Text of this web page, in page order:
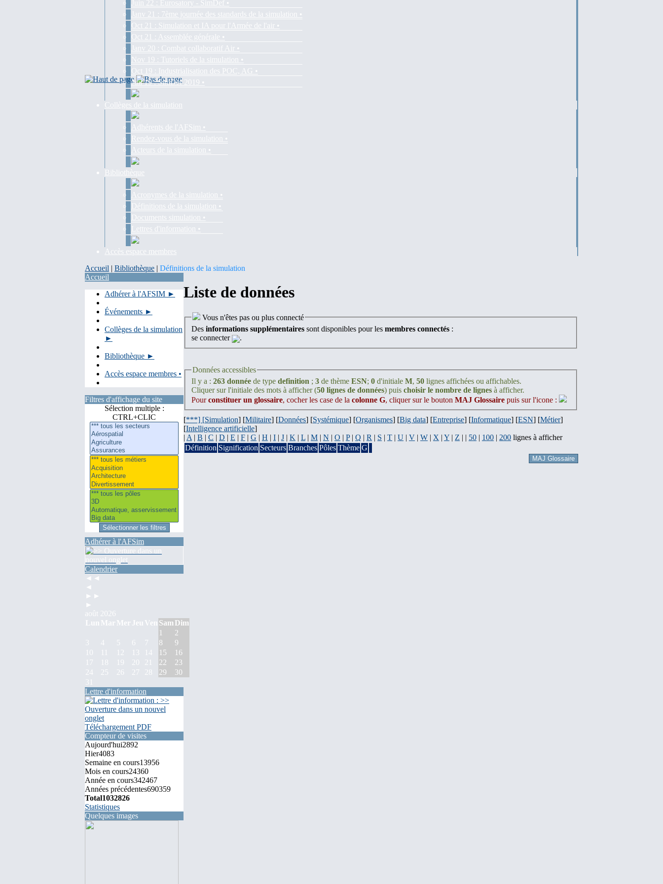
Juin 22 : Eurosatory - SimDef •
Janv 21 : 7ème journée des standards de la simulation •
Oct 21 : Simulation et IA pour l'Armée de l'air •
Oct 21 : Assemblée générale •
Janv 20 : Combat collaboratif Air •
Nov 19 : Tutoriels de la simulation •
Oct 19 : Industrialisation des POC, AG •
Juil 19 : SimDef 2019 •
Collèges de la simulation
Adhérents de l'AFSim •
Rendez-vous de la simulation •
Acteurs de la simulation •
Bibliothèque
Acronymes de la simulation •
Définitions de la simulation •
Documents simulation •
Lettres d'information •
Accès espace membres
Accueil | Bibliothèque | Définitions de la simulation
Accueil
Adhérer à l'AFSIM ►
Événements ►
Collèges de la simulation
►
Bibliothèque ►
Accès espace membres •
Filtres d'affichage du site
Sélection multiple :
CTRL+CLIC
Adhérer à l'AFSim
Calendrier
◄◄
◄
►►
►
août 2026
Lun Mar Mer Jeu Ven Sam Dim
1
2
3
4 5 6 7 8
9
10
11 12 13 14 15
16
17
18 19 20 21 22
23
24
25 26 27 28 29
30
31
Lettre d'information
Téléchargement PDF
Compteur de visites
Aujourd'hui2892
Hier4083
Semaine en cours13956
Mois en cours24360
Année en cours342467
Années précédentes690359
Total1032826
Statistiques
Quelques images
Liste de données
Vous n'êtes pas ou plus connecté
Des informations supplémentaires sont disponibles pour les membres connectés :
se connecter
.
Données accessibles
Il y a : 263 donnée de type definition ; 3 de thème ESN; 0 d'initiale M, 50 lignes affichées ou affichables.
Cliquer sur l'initiale des mots à afficher (50 lignes de données) puis choisir le nombre de lignes à afficher.
Pourconstituer un glossaire, cocher les case de la colonne G, cliquer sur le bouton MAJ Glossaire puis sur l'icone :
[***] [Simulation] [Militaire] [Données] [Systémique] [Organismes] [Big data] [Entreprise] [Informatique] [ESN] [Métier]
[Intelligence artificielle]
| A | B | C | D | E | F | G | H | I | J | K | L | M | N | O | P| Q | R | S | T | U | V | W | X | Y | Z | | 50 | 100 | 200 lignes à afficher
Définition Signification Secteurs Branches Pôles Thème G